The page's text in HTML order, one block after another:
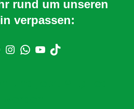
rund um unseren
verpassen: